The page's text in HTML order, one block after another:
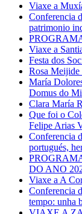
Viaxe a
Conferencia
patrimonio
Viaxe a
Festa dos
Rosa Meijide
María
Domus do
Clara María
Que foi o
Felipe Arias
Conferencia
portugués,
DO ANO
Viaxe a A
Conferencia
tempo: unha